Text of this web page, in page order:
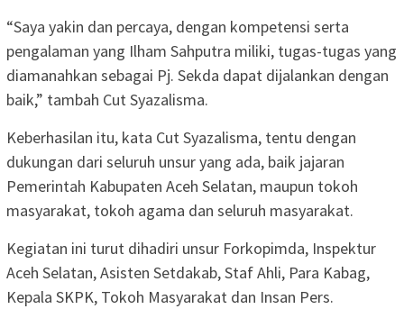
“Saya yakin dan percaya, dengan kompetensi serta
pengalaman yang Ilham Sahputra miliki, tugas-tugas yang
diamanahkan sebagai Pj. Sekda dapat dijalankan dengan
baik,” tambah Cut Syazalisma.
Keberhasilan itu, kata Cut Syazalisma, tentu dengan
dukungan dari seluruh unsur yang ada, baik jajaran
Pemerintah Kabupaten Aceh Selatan, maupun tokoh
masyarakat, tokoh agama dan seluruh masyarakat.
Kegiatan ini turut dihadiri unsur Forkopimda, Inspektur
Aceh Selatan, Asisten Setdakab, Staf Ahli, Para Kabag,
Kepala SKPK, Tokoh Masyarakat dan Insan Pers.